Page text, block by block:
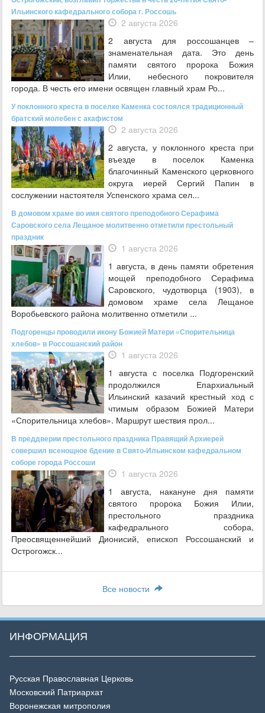
Ильинского кафедрального собора г. Россошь
2 августа 2026
2 августа для россошанцев –
знаменательная дата. Это день
памяти святого пророка Божия
Илии, небесного покровителя
города. В честь его имени освящен главный храм Ро...
У поклонного креста в поселке Каменка состоялся традиционный
братский молебен с акафистом
2 августа 2026
2 августа, у поклонного креста при
въезде в поселок Каменка
благочинный Каменского церковного
округа иерей Сергий Папин в
сослужении настоятеля Успенского храма сел...
В домовом храме во имя святого преподобного Серафима
Саровского села Лещаное молитвенно отметили престольный
праздник
1 августа 2026
1 августа, в день памяти обретения
мощей преподобного Серафима
Саровского, чудотворца (1903), в
домовом храме села Лещаное
Воробьевского района молитвенно отметили ...
Подгоренцы проводили икону Божией Матери «Спорительница
хлебов» в Россошанский район
1 августа 2026
1 августа с поселка Подгоренский
продолжился Епархиальный
Ильинский казачий крестный ход с
чтимым образом Божией Матери
«Спорительница хлебов». Маршрут шествия прол...
В преддверии престольного праздника Правящий Архиерей
совершил всенощное бдение в Свято-Ильинском кафедральном
соборе города Россоши
1 августа 2026
1 августа, накануне дня памяти
святого пророка Божия Илии,
престольного праздника
кафедрального собора,
Преосвященнейший Дионисий, епископ Россошанский и
Острогожск...
Все новости
ИНФОРМАЦИЯ
Русская Православная Церковь
Московский Патриархат
Воронежская митрополия